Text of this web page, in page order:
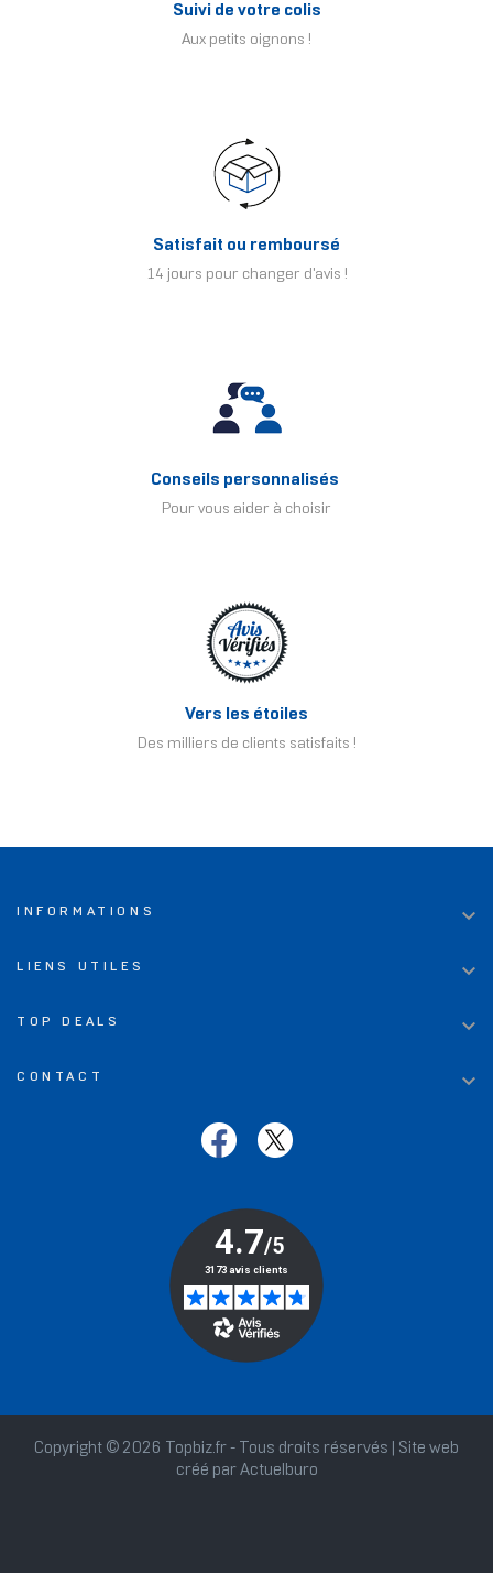
Suivi de votre colis
Aux petits oignons !
Satisfait ou remboursé
14 jours pour changer d'avis !
Conseils personnalisés
Pour vous aider à choisir
Vers les étoiles
Des milliers de clients satisfaits !
INFORMATIONS 
LIENS UTILES 
TOP DEALS 
CONTACT 
Copyright © 2026 Topbiz.fr - Tous droits réservés | Site web
créé par Actuelburo